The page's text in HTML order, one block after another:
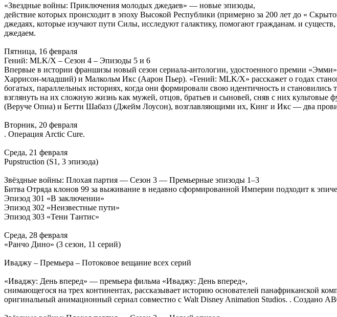
«Звездные войны: Приключения молодых джедаев» — новые эпизоды,
действие которых происходит в эпоху Высокой Республики (примерно за 200 лет до «
джедаях, которые изучают пути Силы, исследуют галактику, помогают гражданам. и
джедаем.
Пятница, 16 февраля
Гений: MLK/X – Сезон 4 – Эпизоды 5 и 6
Впервые в истории франшизы новый сезон сериала-антологии, удостоенного премии
Харрисон-младший) и Малкольм Икс (Аарон Пьер). «Гений: MLK/X» расскажет о годах
богатых, параллельных историях, когда они формировали свою идентичность и
взглянуть на их сложную жизнь как мужей, отцов, братьев и сыновей, сняв с них
(Веруче Опиа) и Бетти Шабазз (Джейм Лоусон), возглавляющими их, Кинг и Икс — два
Вторник, 20 февраля
. Операция Arctic Cure.
Среда, 21 февраля
Pupstruction (S1, 3 эпизода)
Звёздные войны: Плохая партия — Сезон 3 — Премьерные эпизоды 1–3
Битва Отряда клонов 99 за выживание в недавно сформированной Империи подходит к
Эпизод 301 «В заключении»
Эпизод 302 «Неизвестные пути»
Эпизод 303 «Тени Тантис»
Среда, 28 февраля
«Ранчо Дино» (3 сезон, 11 серий)
Иваджу – Премьера – Потоковое вещание всех серий
«Иваджу: День вперед» — премьера фильма «Иваджу: День вперед»,
снимающегося на трех континентах, рассказывает историю основателей панафриканской
оригинальный анимационный сериал совместно с Walt Disney Animation Studios. . Создано